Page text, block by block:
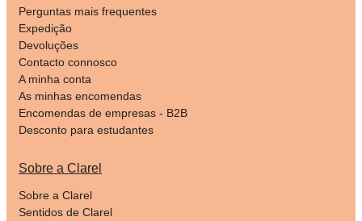
Perguntas mais frequentes
Expedição
Devoluções
Contacto connosco
A minha conta
As minhas encomendas
Encomendas de empresas - B2B
Desconto para estudantes
Sobre a Clarel
Sobre a Clarel
Sentidos de Clarel